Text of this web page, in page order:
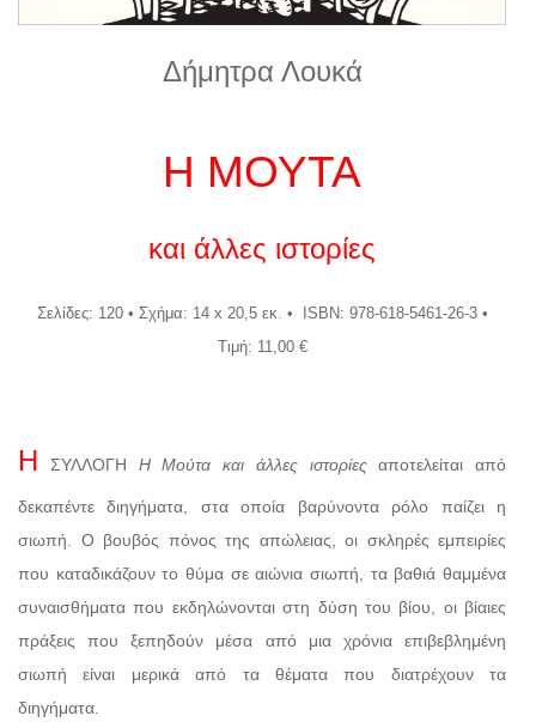
Δήμητρα Λουκά
Η ΜΟΥΤΑ
και άλλες ιστορίες
Σελίδες: 120 • Σχήμα: 14 x 20,5 εκ. • ISBN: 978-618-5461-26-3 •
Τιμή: 11,00 €
Η ΣΥΛΛΟΓΗ Η Μούτα και άλλες ιστορίεςαποτελείται από
δεκαπέντε διηγήματα, στα οποία βαρύνοντα ρόλο παίζει η
σιωπή. O βουβός πόνος της απώλειας, οι σκληρές εμπειρίες
που καταδικάζουν το θύμα σε αιώνια σιωπή, τα βαθιά θαμμένα
συναισθήματα που εκδηλώνονται στη δύση του βίου, οι βίαιες
πράξεις που ξεπηδούν μέσα από μια χρόνια επιβεβλημένη
σιωπή είναι μερικά από τα θέματα που διατρέχουν τα
διηγήματα.